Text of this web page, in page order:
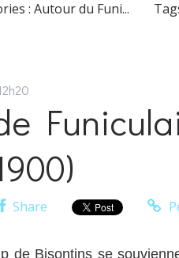
:Autour du Funi...
Share
de Bisontins se